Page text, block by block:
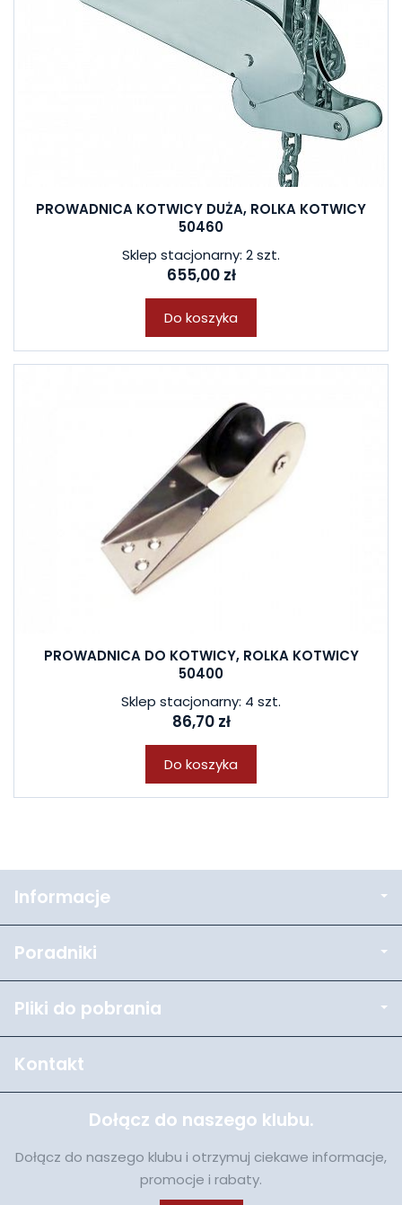
PROWADNICA KOTWICY DUŻA, ROLKA KOTWICY
50460
Sklep stacjonarny: 2 szt.
655,00 zł
Do koszyka
PROWADNICA DO KOTWICY, ROLKA KOTWICY
50400
Sklep stacjonarny: 4 szt.
86,70 zł
Do koszyka
Informacje
Poradniki
Pliki do pobrania
Kontakt
Dołącz do naszego klubu.
Dołącz do naszego klubu i otrzymuj ciekawe informacje,
promocje i rabaty.